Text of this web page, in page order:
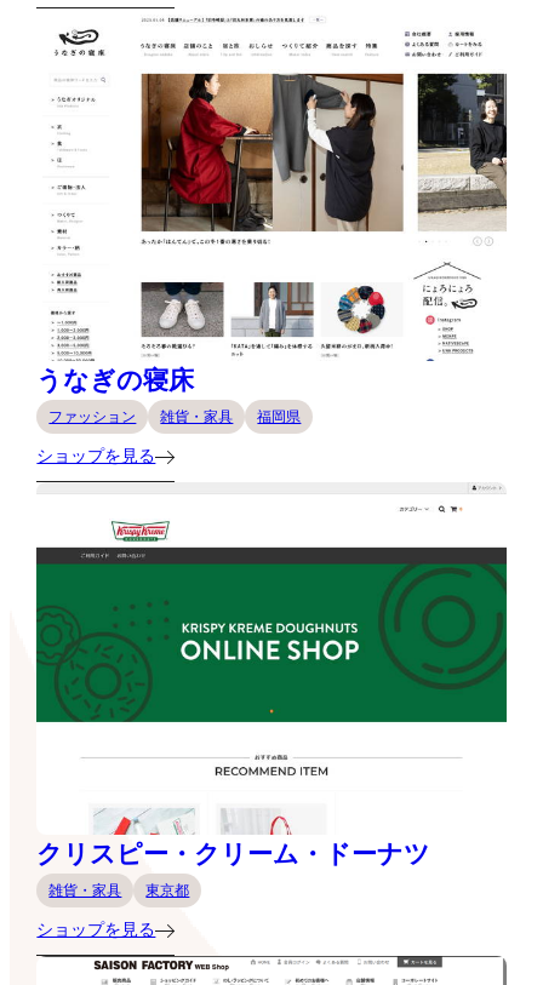
うなぎの寝床
ファッション 雑貨・家具 福岡県
ショップを見る
クリスピー・クリーム・ドーナツ
雑貨・家具 東京都
ショップを見る